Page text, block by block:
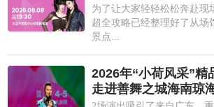
为了让大家轻轻松松奔赴现
超全攻略已经整理好了从场
景点...
2026年“小荷风采”精
走进善舞之城海南琼